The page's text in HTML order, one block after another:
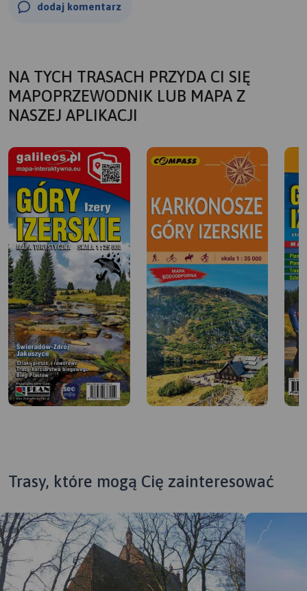
dodaj komentarz
NA TYCH TRASACH PRZYDA CI SIĘ
MAPOPRZEWODNIK LUB MAPA Z
NASZEJ APLIKACJI
Trasy, które mogą Cię zainteresować